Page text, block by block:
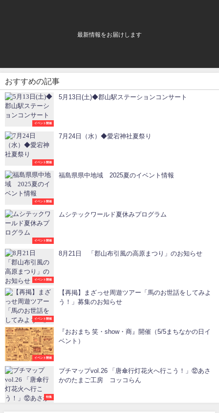
最新情報をお届けします
おすすめの記事
イベント開催
5月13日(土)◆郡山駅ステーションコンサート
イベント開催
7月24日（水）◆愛宕神社夏祭り
イベント開催
福島県県中地域 2025夏のイベント情報
イベント開催
ムシテックワールド夏休みプログラム
イベント開催
8月21日 「郡山布引風の高原まつり」のお知らせ
イベント開催
【再掲】まざっせ周遊ツアー「馬のお世話をしてみよ
う！」募集のお知らせ
イベント開催
『おおまち 笑・show・商』開催（5/5まちなかの日イ
ベント）
特集
プチマップvol.26 「唐傘行灯花火へ行こう！」⑫あさ
かのたまご工房 コッコらん